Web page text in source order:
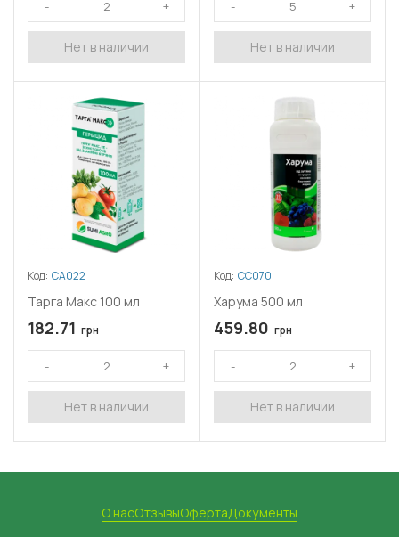
Нет в наличии Нет в наличии
Код: СА022
Тарга Макс 100 мл
182.71 грн
Нет в наличии
Код: СС070
Харума 500 мл
459.80 грн
Нет в наличии
О насОтзывыОфертаДокументы